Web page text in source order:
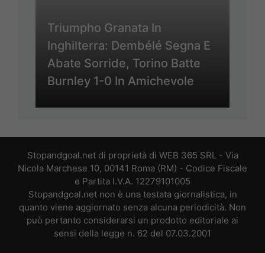
Triumpho Granata In
Inghilterra: Dembélé Segna E
Abate Sorride, Torino Batte
Burnley 1-0 In Amichevole
Stopandgoal.net di proprietà di WEB 365 SRL - Via
Nicola Marchese 10, 00141 Roma (RM) - Codice Fiscale
e Partita I.V.A. 12279101005
Stopandgoal.net non è una testata giornalistica, in
quanto viene aggiornato senza alcuna periodicità. Non
può pertanto considerarsi un prodotto editoriale ai
sensi della legge n. 62 del 07.03.2001